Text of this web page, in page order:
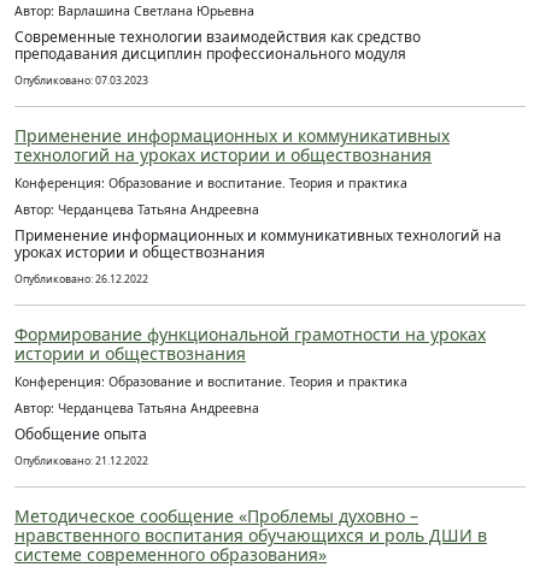
Автор: Варлашина Светлана Юрьевна
Современные технологии взаимодействия как средство
преподавания дисциплин профессионального модуля
Опубликовано: 07.03.2023
Применение информационных и коммуникативных
технологий на уроках истории и обществознания
Конференция: Образование и воспитание. Теория и практика
Автор: Черданцева Татьяна Андреевна
Применение информационных и коммуникативных технологий на
уроках истории и обществознания
Опубликовано: 26.12.2022
Формирование функциональной грамотности на уроках
истории и обществознания
Конференция: Образование и воспитание. Теория и практика
Автор: Черданцева Татьяна Андреевна
Обобщение опыта
Опубликовано: 21.12.2022
Методическое сообщение «Проблемы духовно –
нравственного воспитания обучающихся и роль ДШИ в
системе современного образования»